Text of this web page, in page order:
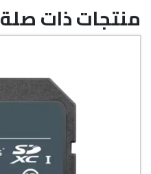
منتجات ذات صلة